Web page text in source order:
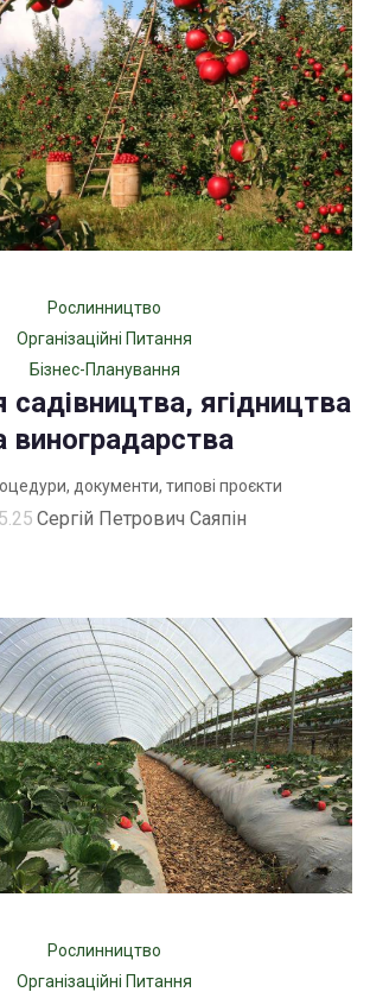
Рослинництво
Організаційні Питання
Бізнес-Планування
садівництва, ягідництва
виноградарства
документи, типові проєкти
Сергій Петрович Саяпін
Рослинництво
Організаційні Питання